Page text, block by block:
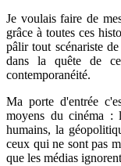
Je voulais faire de
grâce à toutes ces
pâlir tout scénariste
dans la quête de
contemporanéité.
Ma porte d'entrée
moyens du cinéma :
humains, la
ceux qui ne sont pas
que les médias